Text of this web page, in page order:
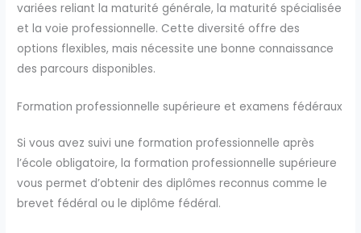
variées reliant la maturité générale, la maturité spécialisée
et la voie professionnelle. Cette diversité offre des
options flexibles, mais nécessite une bonne connaissance
des parcours disponibles.
Formation professionnelle supérieure et examens fédéraux
Si vous avez suivi une formation professionnelle après
l’école obligatoire, la formation professionnelle supérieure
vous permet d’obtenir des diplômes reconnus comme le
brevet fédéral ou le diplôme fédéral.